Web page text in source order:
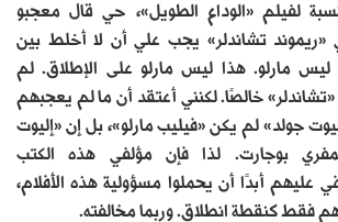
لفيلم «الوداع الطويل»، حي قال معجبو
«ريموند تشاندلر» يجب علي أن لا أخلط بين
ليس مارلو. هذا ليس مارلو على الإطلاق. لم
خالصًا. لكنني أعتقد أن ما لم يعجبهم
جولد» لم يكن «فيليب مارلو»، بل إن «إليوت
بوجارت. لذا فإن مؤلفي هذه الكتب
عليهم أبدًا أن يحملوا مسؤولية هذه الأفلام،
فقط كنقطة انطلاق. وربما مخالفته.